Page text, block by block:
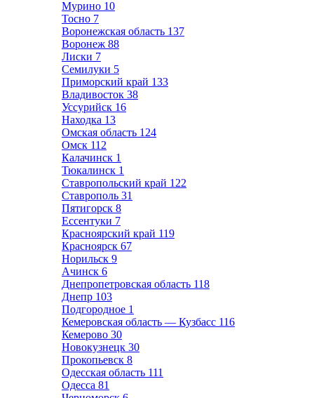
Мурино 10
Тосно 7
Воронежская область 137
Воронеж 88
Лиски 7
Семилуки 5
Приморский край 133
Владивосток 38
Уссурийск 16
Находка 13
Омская область 124
Омск 112
Калачинск 1
Тюкалинск 1
Ставропольский край 122
Ставрополь 31
Пятигорск 8
Ессентуки 7
Красноярский край 119
Красноярск 67
Норильск 9
Ачинск 6
Днепропетровская область 118
Днепр 103
Подгородное 1
Кемеровская область — Кузбасс 116
Кемерово 30
Новокузнецк 30
Прокопьевск 8
Одесская область 111
Одесса 81